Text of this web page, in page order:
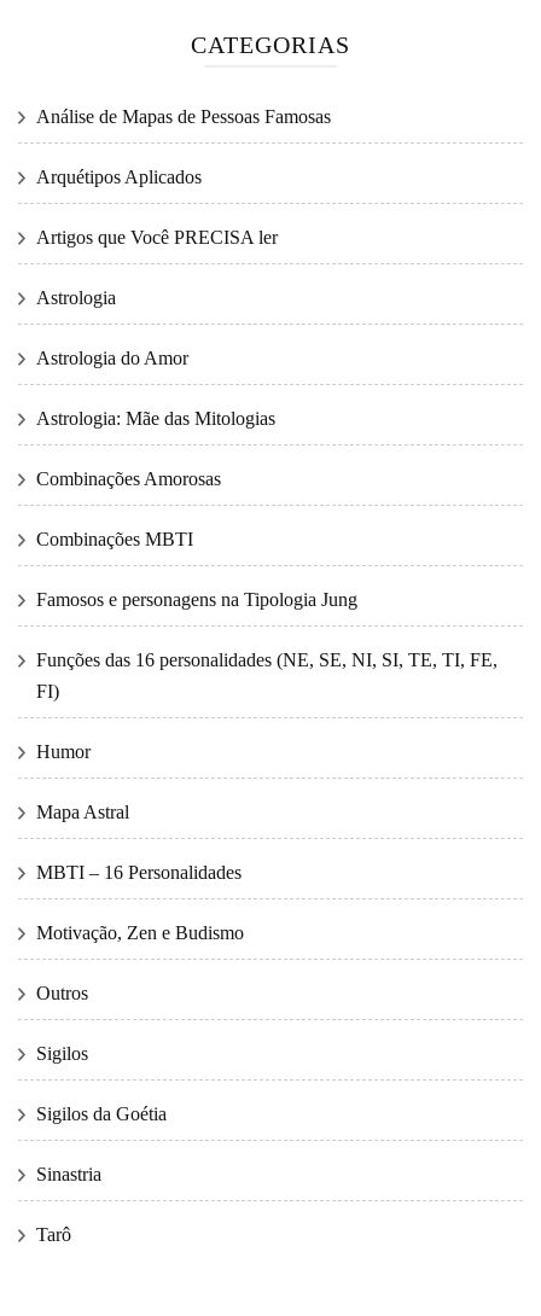
CATEGORIAS
Análise de Mapas de Pessoas Famosas
Arquétipos Aplicados
Artigos que Você PRECISA ler
Astrologia
Astrologia do Amor
Astrologia: Mãe das Mitologias
Combinações Amorosas
Combinações MBTI
Famosos e personagens na Tipologia Jung
Funções das 16 personalidades (NE, SE, NI, SI, TE, TI, FE,
FI)
Humor
Mapa Astral
MBTI – 16 Personalidades
Motivação, Zen e Budismo
Outros
Sigilos
Sigilos da Goétia
Sinastria
Tarô